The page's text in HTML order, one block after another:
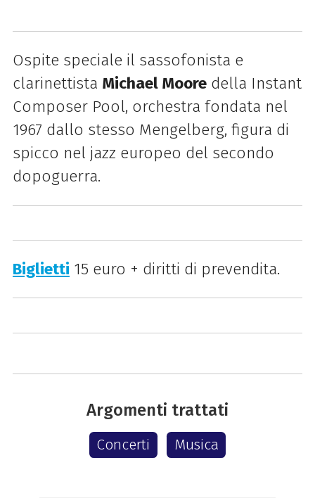
Ospite speciale il sassofonista e
clarinettista Michael Mooredella Instant
Composer Pool, orchestra fondata nel
1967 dallo stesso Mengelberg, figura di
spicco nel jazz europeo del secondo
dopoguerra.
Biglietti 15 euro + diritti di prevendita.
Argomenti trattati
Concerti Musica